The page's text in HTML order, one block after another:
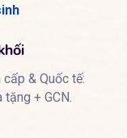
cấp & Quốc tế:
+ GCN.